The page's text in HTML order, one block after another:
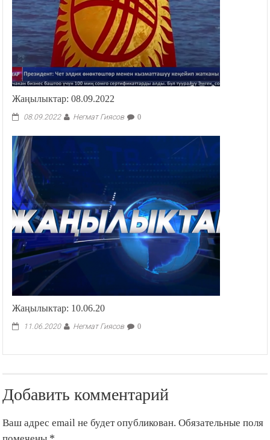
Жаңылыктар: 08.09.2022
08.09.2022 Негмат Гиясов 0
Жаңылыктар: 10.06.20
11.06.2020 Негмат Гиясов 0
Добавить комментарий
Ваш адрес email не будет опубликован. Обязательные поля